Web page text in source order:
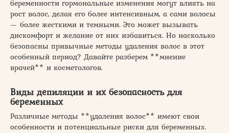
беременности гормональные изменения могут влиять на
рост волос, делая его более интенсивным, а сами волосы
— более жесткими и темными. Это может вызывать
дискомфорт и желание от них избавиться. Но насколько
безопасны привычные методы удаления волос в этот
особенный период? Давайте разберем **мнение
врачей** и косметологов.
Виды депиляции и их безопасность для
беременных
Различные методы **удаления волос** имеют свои
особенности и потенциальные риски для беременных.